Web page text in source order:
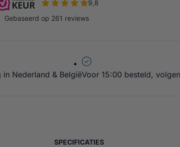
in Nederland & BelgiëVoor 15:00 besteld,
Big Joe
SPECIFICATIESVAN KAMADO JOE